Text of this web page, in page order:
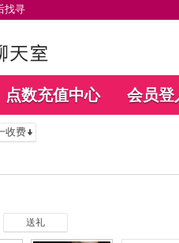
找寻
点数充值中心 会员登
收费
送礼